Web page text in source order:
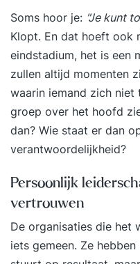
Dat stopt niet na de
mindset en tools om
passen. Deze
behoeften en wordt
bekijken jouw
programma op jou
waarschijnlijk nét
ander. Vraagstukken
mijn productiviteit?
over? Hoe zorg ik
ik mezelf
intakegesprek
Soms hoor je: "Je kunt
Klopt. En dat hoeft ook
eindstadium, het is een
zullen altijd momenten
waarin iemand zich
groep over het hoofd
dan? Wie staat er dan
verantwoordelijkheid?
Persoonlijk
vertrouwen
De organisaties die het
iets gemeen. Ze